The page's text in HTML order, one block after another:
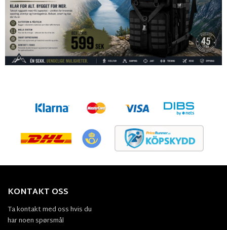
KONTAKT OSS
Ta kontakt med oss hvis du
har noen spørsmål